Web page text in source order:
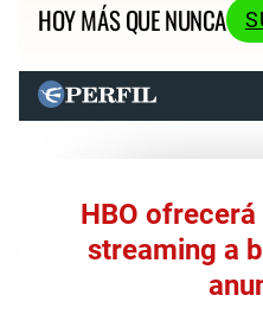
HOY MÁS QUE NUNCA
HBO
streaming a